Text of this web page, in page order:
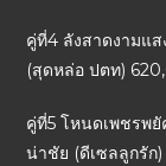
คู่ที่4 ลังสาดงามแ
(สุดหล่อ ปตท)
คู่ที่5 โหนดเพชรพ
น่าชัย (ดีเซลลูกรัก